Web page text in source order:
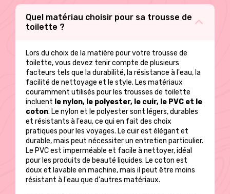
la
page
choisies
sur
produit
Quel matériau choisir pour sa trousse de
toilette ?
Lors du choix de la matière pour votre trousse de
toilette, vous devez tenir compte de plusieurs
facteurs tels que la durabilité, la résistance à l'eau, la
facilité de nettoyage et le style. Les matériaux
couramment utilisés pour les trousses de toilette
incluent le nylon, le polyester, le cuir, le PVC et le
coton. Le nylon et le polyester sont légers, durables
et résistants à l'eau, ce qui en fait des choix
pratiques pour les voyages. Le cuir est élégant et
durable, mais peut nécessiter un entretien particulier.
Le PVC est imperméable et facile à nettoyer, idéal
pour les produits de beauté liquides. Le coton est
doux et lavable en machine, mais il peut être moins
résistant à l'eau que d'autres matériaux.